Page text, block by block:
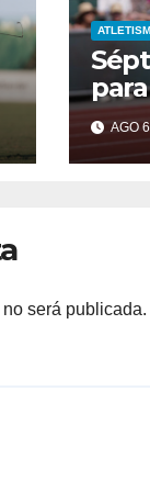
AGO
será publicada.